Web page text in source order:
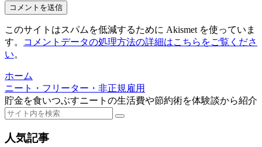
このサイトはスパムを低減するために Akismet を使っていま
す。
コメントデータの処理方法の詳細はこちらをご覧くださ
い。
ホーム
ニート・フリーター・非正規雇用
貯金を食いつぶすニートの生活費や節約術を体験談から紹介
人気記事